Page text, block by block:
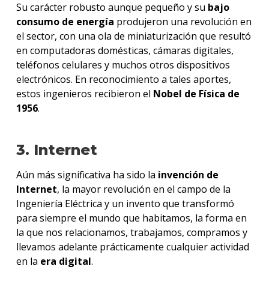
Su carácter robusto aunque pequeño y su bajo
consumo de energía produjeron una revolución en
el sector, con una ola de miniaturización que resultó
en computadoras domésticas, cámaras digitales,
teléfonos celulares y muchos otros dispositivos
electrónicos. En reconocimiento a tales aportes,
estos ingenieros recibieron el Nobel de Física de
1956.
3. Internet
Aún más significativa ha sido la invención de
Internet, la mayor revolución en el campo de la
Ingeniería Eléctrica y un invento que transformó
para siempre el mundo que habitamos, la forma en
la que nos relacionamos, trabajamos, compramos y
llevamos adelante prácticamente cualquier actividad
en la era digital.